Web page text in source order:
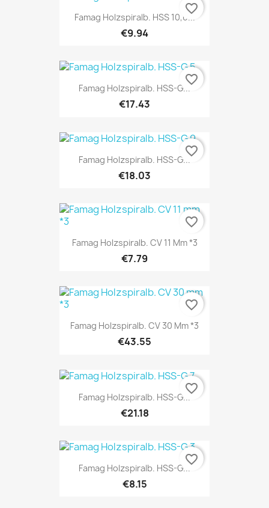
Famag Holzspiralb. HSS 10,0...
€9.94
favorite_border
Famag Holzspiralb. HSS-G...
€17.43
favorite_border
Famag Holzspiralb. HSS-G...
€18.03
favorite_border
Famag Holzspiralb. CV 11 Mm *3
€7.79
favorite_border
Famag Holzspiralb. CV 30 Mm *3
€43.55
favorite_border
Famag Holzspiralb. HSS-G...
€21.18
favorite_border
Famag Holzspiralb. HSS-G...
€8.15
favorite_border